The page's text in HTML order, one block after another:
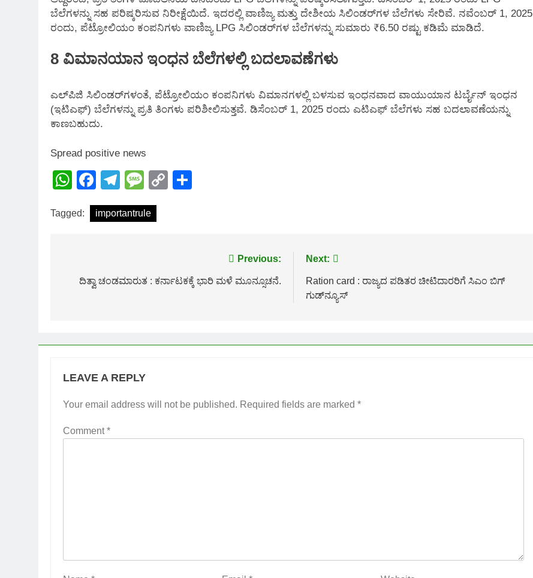
ಬೆಲೆಗಳನ್ನು ಸಹ ಪರಿಷ್ಕರಿಸುವ ನಿರೀಕ್ಷೆಯಿದೆ. ಇದರಲ್ಲಿ ವಾಣಿಜ್ಯ ಮತ್ತು ದೇಶೀಯ ಸಿಲಿಂಡರ್‌ಗಳ ಬೆಲೆಗಳು ಸೇರಿವೆ. ನವೆಂಬರ್ 1, 2025
ರಂದು, ಪೆಟ್ರೋಲಿಯಂ ಕಂಪನಿಗಳು ವಾಣಿಜ್ಯ LPG ಸಿಲಿಂಡರ್‌ಗಳ ಬೆಲೆಗಳನ್ನು ಸುಮಾರು ₹6.50 ರಷ್ಟು ಕಡಿಮೆ ಮಾಡಿದೆ.
8 ವಿಮಾನಯಾನ ಇಂಧನ ಬೆಲೆಗಳಲ್ಲಿ ಬದಲಾವಣೆಗಳು
ಎಲ್‌ಪಿಜಿ ಸಿಲಿಂಡರ್‌ಗಳಂತೆ, ಪೆಟ್ರೋಲಿಯಂ ಕಂಪನಿಗಳು ವಿಮಾನಗಳಲ್ಲಿ ಬಳಸುವ ಇಂಧನವಾದ ವಾಯುಯಾನ ಟರ್ಬೈನ್ ಇಂಧನ
(ಇಟಿಎಫ್) ಬೆಲೆಗಳನ್ನು ಪ್ರತಿ ತಿಂಗಳು ಪರಿಶೀಲಿಸುತ್ತವೆ. ಡಿಸೆಂಬರ್ 1, 2025 ರಂದು ಎಟಿಎಫ್ ಬೆಲೆಗಳು ಸಹ ಬದಲಾವಣೆಯನ್ನು
ಕಾಣಬಹುದು.
Spread positive news
WhatsApp
Facebook
Telegram
Message
Copy
Tagged: importantrule
navigation
Previous:
ದಿತ್ವಾ ಚಂಡಮಾರುತ : ಕರ್ನಾಟಕಕ್ಕೆ ಭಾರಿ ಮಳೆ ಮೂನ್ಸೂಚನೆ.
Next:
Ration card : ರಾಜ್ಯದ ಪಡಿತರ ಚೀಟಿದಾರರಿಗೆ ಸಿಎಂ ಬಿಗ್‌
ಗುಡ್‌ನ್ಯೂಸ್‌
LEAVE A REPLY
Your email address will not be published. Required fields are marked *
Comment*